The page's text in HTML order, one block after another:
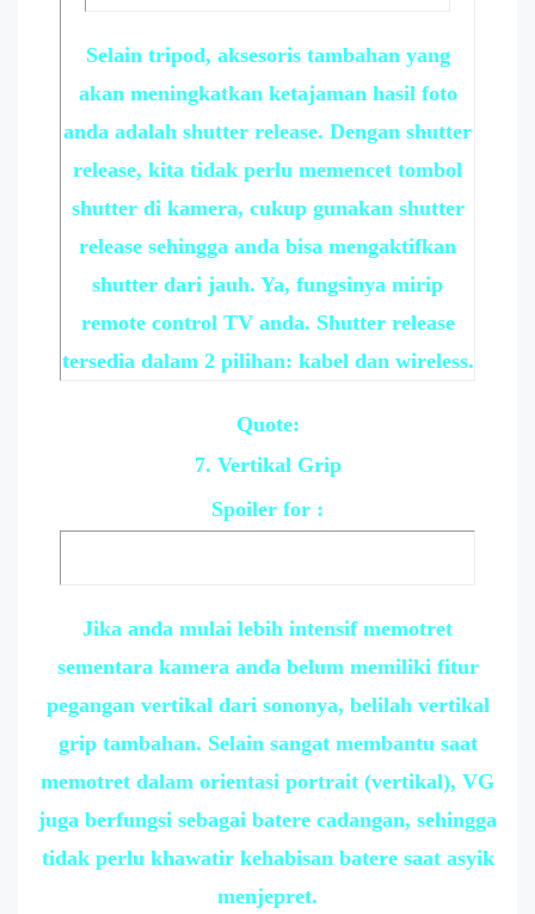
Selain tripod, aksesoris tambahan yang
akan meningkatkan ketajaman hasil foto
anda adalah shutter release. Dengan shutter
release, kita tidak perlu memencet tombol
shutter di kamera, cukup gunakan shutter
release sehingga anda bisa mengaktifkan
shutter dari jauh. Ya, fungsinya mirip
remote control TV anda. Shutter release
tersedia dalam 2 pilihan: kabel dan wireless.
Quote:
7. Vertikal Grip
Spoiler for :
Jika anda mulai lebih intensif memotret
sementara kamera anda belum memiliki fitur
pegangan vertikal dari sononya, belilah vertikal
grip tambahan. Selain sangat membantu saat
memotret dalam orientasi portrait (vertikal), VG
juga berfungsi sebagai batere cadangan, sehingga
tidak perlu khawatir kehabisan batere saat asyik
menjepret.